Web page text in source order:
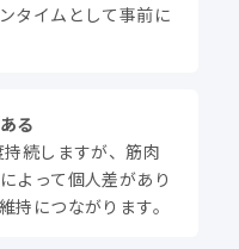
タイムとして事前に
る
続しますが、筋肉
よって個人差があり
持につながります。